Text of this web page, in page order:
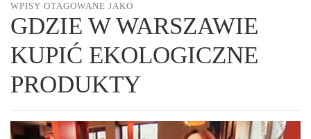
WPISY OTAGOWANE JAKO
GDZIE W WARSZAWIE
KUPIĆ EKOLOGICZNE
PRODUKTY